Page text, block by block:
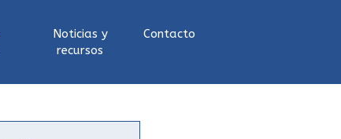
Noticias y
recursos
Contacto